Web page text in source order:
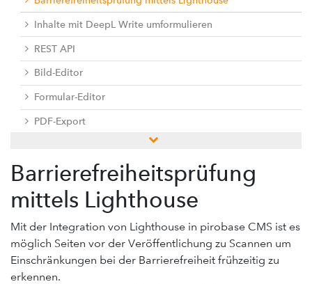
Inhalte mit DeepL Write umformulieren
REST API
Bild-Editor
Formular-Editor
PDF-Export
Social Media
Translate (DeepL)
URL-Manager
Analytics-Connect
Barrierefreiheitsprüfung
mittels Lighthouse
Mit der Integration von Lighthouse in pirobase CMS ist es
möglich Seiten vor der Veröffentlichung zu Scannen um
Einschränkungen bei der Barrierefreiheit frühzeitig zu
erkennen.